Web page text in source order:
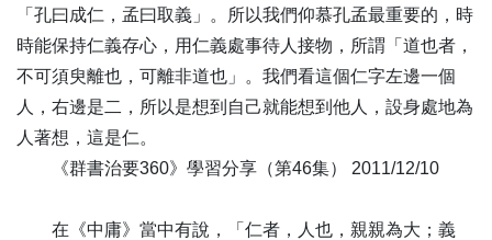
23
憶佛念佛 必定見佛-全1集
24
追往古 繼孝思-全1集
25
當願眾生 得清涼定-全1集
26
百千方便 度脫是人-全1集
27
謂身如露 暫時住耳-全1集
28
師者，所以傳道受業解惑也-全1集
「孔曰成仁，孟曰取義」。所以我們仰慕孔孟最重要的，時
時能保持仁義存心，用仁義處事待人接物，所謂「道也者，
不可須臾離也，可離非道也」。我們看這個仁字左邊一個
人，右邊是二，所以是想到自己就能想到他人，設身處地為
人著想，這是仁。
《群書治要360》學習分享（第46集） 2011/12/10
在《中庸》當中有說，「仁者，人也，親親為大；義